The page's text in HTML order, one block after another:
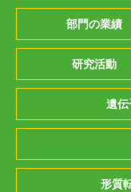
部門の業績
研究活動
遺伝
形質